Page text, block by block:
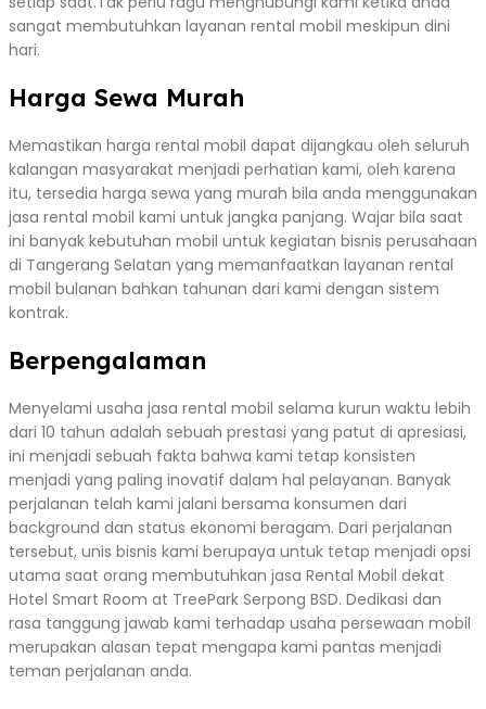
sangat membutuhkan layanan rental mobil meskipun dini
hari.
Harga Sewa Murah
Memastikan harga rental mobil dapat dijangkau oleh seluruh
kalangan masyarakat menjadi perhatian kami, oleh karena
itu, tersedia harga sewa yang murah bila anda menggunakan
jasa rental mobil kami untuk jangka panjang. Wajar bila saat
ini banyak kebutuhan mobil untuk kegiatan bisnis perusahaan
di Tangerang Selatan yang memanfaatkan layanan rental
mobil bulanan bahkan tahunan dari kami dengan sistem
kontrak.
Berpengalaman
Menyelami usaha jasa rental mobil selama kurun waktu lebih
dari 10 tahun adalah sebuah prestasi yang patut di apresiasi,
ini menjadi sebuah fakta bahwa kami tetap konsisten
menjadi yang paling inovatif dalam hal pelayanan. Banyak
perjalanan telah kami jalani bersama konsumen dari
background dan status ekonomi beragam. Dari perjalanan
tersebut, unis bisnis kami berupaya untuk tetap menjadi opsi
utama saat orang membutuhkan jasa Rental Mobil dekat
Hotel Smart Room at TreePark Serpong BSD. Dedikasi dan
rasa tanggung jawab kami terhadap usaha persewaan mobil
merupakan alasan tepat mengapa kami pantas menjadi
teman perjalanan anda.